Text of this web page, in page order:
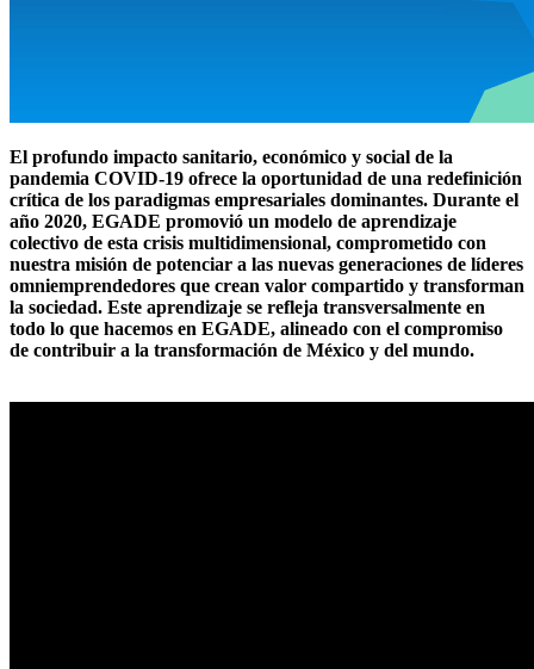
El profundo impacto sanitario, económico y social de la
pandemia COVID-19 ofrece la oportunidad de una redefinición
crítica de los paradigmas empresariales dominantes. Durante el
año 2020, EGADE promovió un modelo de aprendizaje
colectivo de esta crisis multidimensional, comprometido con
nuestra misión de potenciar a las nuevas generaciones de líderes
omniemprendedores que crean valor compartido y transforman
la sociedad. Este aprendizaje se refleja transversalmente en
todo lo que hacemos en EGADE, alineado con el compromiso
de contribuir a la transformación de México y del mundo.